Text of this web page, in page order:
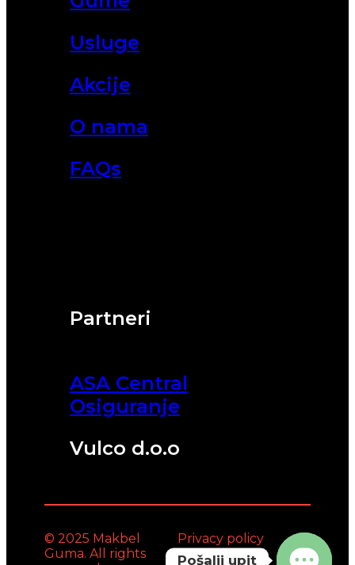
Partneri
ASA Central
Osiguranje
Vulco d.o.o
Usluge
Akcije
O nama
FAQs
© 2025 Makbel
Guma. All rights
Privacy policy
Pošalji upit